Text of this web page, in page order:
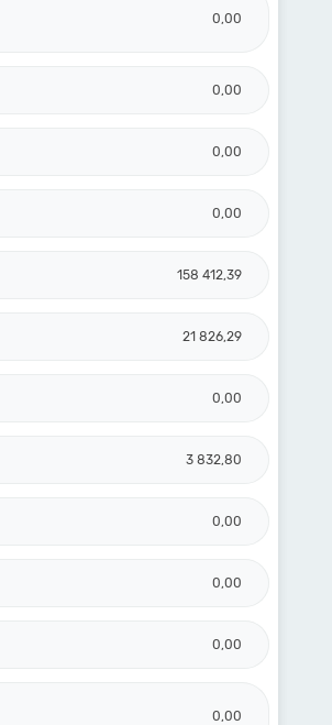
0,00
0,00
0,00
0,00
158 412,39
21 826,29
0,00
3 832,80
0,00
0,00
0,00
0,00